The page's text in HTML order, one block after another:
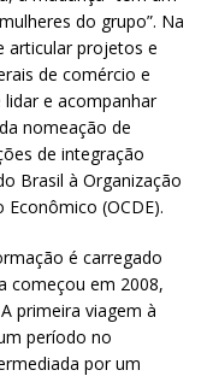
do grupo”. Na
articular projetos e
de comércio e
e acompanhar
nomeação de
de integração
Brasil à Organização
(OCDE).
é carregado
começou em 2008,
primeira viagem à
período no
por um